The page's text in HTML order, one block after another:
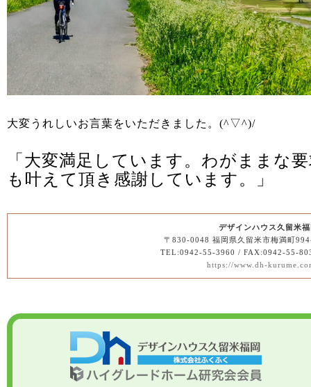
大変うれしいお言葉をいただきました。(^▽^)/
「大変満足しています。わがままな
も叶えて頂き感謝しています。」
デザインハウス久留米
〒830-0048 福岡県久留米市梅満町
TEL:0942-55-3960 / FAX:0942-55-
https://www.dh-